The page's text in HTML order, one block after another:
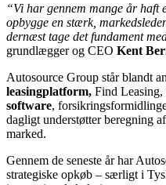
“Vi har gennem mange år haft
opbygge en stærk,
dernæst tage det fundament
grundlægger og CEO Kent
Autosource Group står blandt
leasingplatform, Find Leasing,
software,
dagligt understøtter beregning
marked.
Gennem de seneste år har
strategiske opkøb – særligt i